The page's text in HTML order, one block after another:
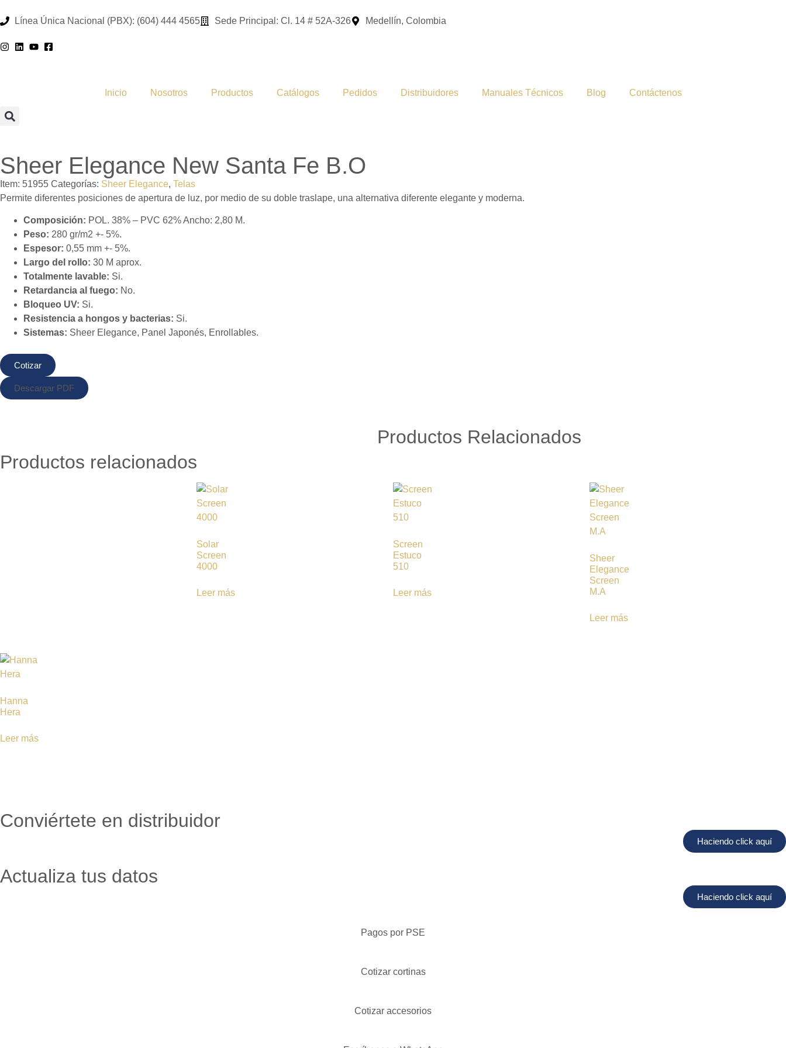
Línea Única Nacional (PBX): (604) 444 4565 Sede Principal: Cl. 14 # 52A-326 Medellín, Colombia
Inicio Nosotros Productos Catálogos Pedidos Distribuidores Manuales Técnicos Blog Contáctenos
Sheer Elegance New Santa Fe B.O
Item: 51955 Categorías: Sheer Elegance, Telas
Permite diferentes posiciones de apertura de luz, por medio de su doble traslape, una alternativa diferente elegante y moderna.
Composición: POL. 38% – PVC 62% Ancho: 2,80 M.
Peso: 280 gr/m2 +- 5%.
Espesor: 0,55 mm +- 5%.
Largo del rollo: 30 M aprox.
Totalmente lavable: Si.
Retardancia al fuego: No.
Bloqueo UV: Si.
Resistencia a hongos y bacterias: Si.
Sistemas: Sheer Elegance, Panel Japonés, Enrollables.
Cotizar
Descargar PDF
Productos Relacionados
Productos relacionados
Solar
Screen
4000
Leer más
Screen
Estuco
510
Leer más
Sheer
Elegance
Screen
M.A
Leer más
Hanna
Hera
Leer más
Conviértete en distribuidor
Haciendo click aquí
Actualiza tus datos
Haciendo click aquí
Pagos por PSE
Cotizar cortinas
Cotizar accesorios